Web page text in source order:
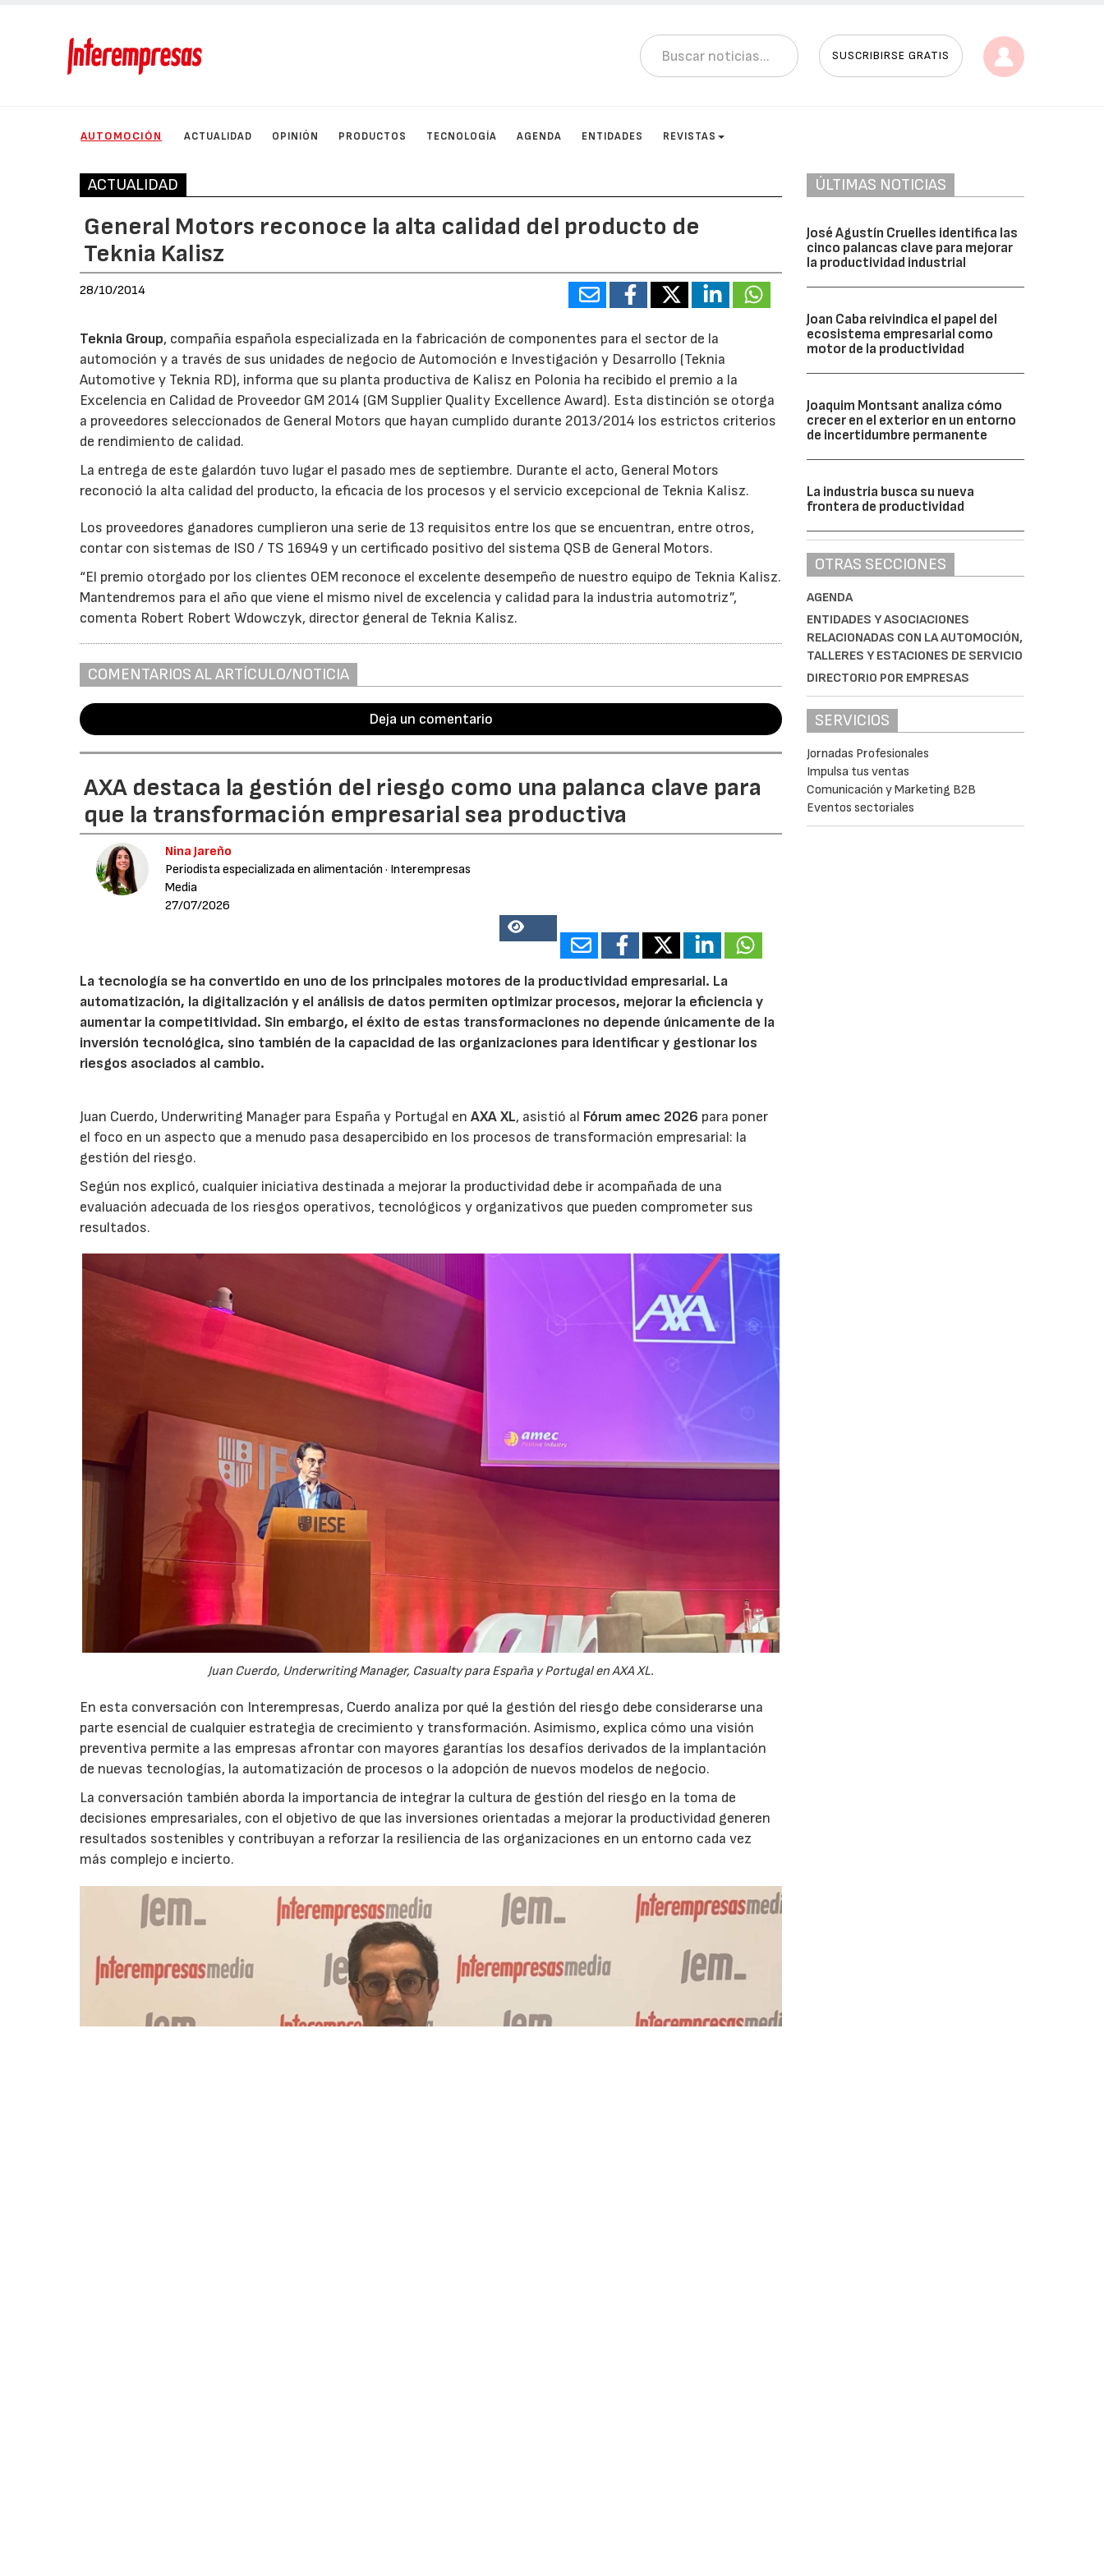
SUSCRIBIRSE GRATIS
AUTOMOCIÓN ACTUALIDAD OPINIÓN PRODUCTOS TECNOLOGÍA AGENDA ENTIDADES REVISTAS
ACTUALIDAD
General Motors reconoce la alta calidad del producto de
Teknia Kalisz
28/10/2014
Teknia Group, compañía española especializada en la fabricación de componentes para el sector de la
automoción y a través de sus unidades de negocio de Automoción e Investigación y Desarrollo (Teknia
Automotive y Teknia RD), informa que su planta productiva de Kalisz en Polonia ha recibido el premio a la
Excelencia en Calidad de Proveedor GM 2014 (GM Supplier Quality Excellence Award). Esta distinción se otorga
a proveedores seleccionados de General Motors que hayan cumplido durante 2013/2014 los estrictos criterios
de rendimiento de calidad.
La entrega de este galardón tuvo lugar el pasado mes de septiembre. Durante el acto, General Motors
reconoció la alta calidad del producto, la eficacia de los procesos y el servicio excepcional de Teknia Kalisz.
Los proveedores ganadores cumplieron una serie de 13 requisitos entre los que se encuentran, entre otros,
contar con sistemas de IS0 / TS 16949 y un certificado positivo del sistema QSB de General Motors.
“El premio otorgado por los clientes OEM reconoce el excelente desempeño de nuestro equipo de Teknia Kalisz.
Mantendremos para el año que viene el mismo nivel de excelencia y calidad para la industria automotriz”,
comenta Robert Robert Wdowczyk, director general de Teknia Kalisz.
COMENTARIOS AL ARTÍCULO/NOTICIA
Deja un comentario
AXA destaca la gestión del riesgo como una palanca clave para
que la transformación empresarial sea productiva
Nina Jareño
Periodista especializada en alimentación · Interempresas
Media
27/07/2026
15981
La tecnología se ha convertido en uno de los principales motores de la productividad empresarial. La
automatización, la digitalización y el análisis de datos permiten optimizar procesos, mejorar la eficiencia y
aumentar la competitividad. Sin embargo, el éxito de estas transformaciones no depende únicamente de la
inversión tecnológica, sino también de la capacidad de las organizaciones para identificar y gestionar los
riesgos asociados al cambio.
Juan Cuerdo, Underwriting Manager para España y Portugal enAXA XL, asistió al Fórum amec 2026 para poner
el foco en un aspecto que a menudo pasa desapercibido en los procesos de transformación empresarial: la
gestión del riesgo.
Según nos explicó, cualquier iniciativa destinada a mejorar la productividad debe ir acompañada de una
evaluación adecuada de los riesgos operativos, tecnológicos y organizativos que pueden comprometer sus
resultados.
Juan Cuerdo, Underwriting Manager, Casualty para España y Portugal en AXA XL.
En esta conversación con Interempresas, Cuerdo analiza por qué la gestión del riesgo debe considerarse una
parte esencial de cualquier estrategia de crecimiento y transformación. Asimismo, explica cómo una visión
preventiva permite a las empresas afrontar con mayores garantías los desafíos derivados de la implantación
de nuevas tecnologías, la automatización de procesos o la adopción de nuevos modelos de negocio.
La conversación también aborda la importancia de integrar la cultura de gestión del riesgo en la toma de
decisiones empresariales, con el objetivo de que las inversiones orientadas a mejorar la productividad generen
resultados sostenibles y contribuyan a reforzar la resiliencia de las organizaciones en un entorno cada vez
más complejo e incierto.
ÚLTIMAS NOTICIAS
José Agustín Cruelles identifica las
cinco palancas clave para mejorar
la productividad industrial
Joan Caba reivindica el papel del
ecosistema empresarial como
motor de la productividad
Joaquim Montsant analiza cómo
crecer en el exterior en un entorno
de incertidumbre permanente
La industria busca su nueva
frontera de productividad
OTRAS SECCIONES
AGENDA
ENTIDADES Y ASOCIACIONES
RELACIONADAS CON LA AUTOMOCIÓN,
TALLERES Y ESTACIONES DE SERVICIO
DIRECTORIO POR EMPRESAS
SERVICIOS
Jornadas Profesionales
Impulsa tus ventas
Comunicación y Marketing B2B
Eventos sectoriales